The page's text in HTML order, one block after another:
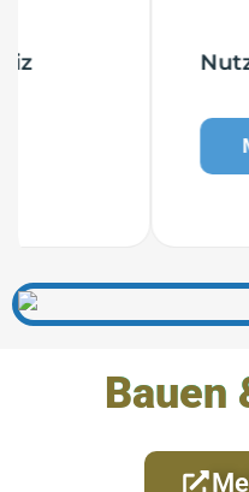
Bauen